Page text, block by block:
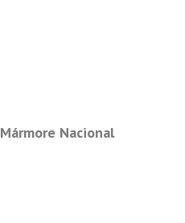
Mármore Nacional